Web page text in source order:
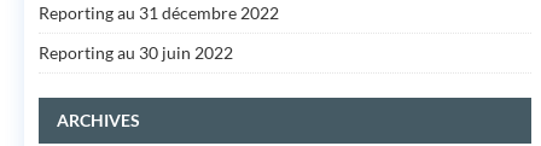
Reporting au 31 décembre 2022
Reporting au 30 juin 2022
ARCHIVES